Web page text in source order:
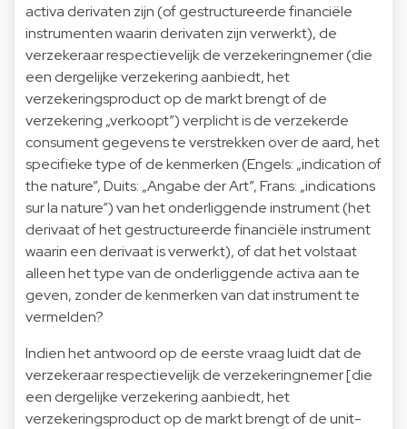
activa derivaten zijn (of gestructureerde financiële
instrumenten waarin derivaten zijn verwerkt), de
verzekeraar respectievelijk de verzekeringnemer (die
een dergelijke verzekering aanbiedt, het
verzekeringsproduct op de markt brengt of de
verzekering „verkoopt”) verplicht is de verzekerde
consument gegevens te verstrekken over de aard, het
specifieke type of de kenmerken (Engels: „indication of
the nature”, Duits: „Angabe der Art”, Frans: „indications
sur la nature”) van het onderliggende instrument (het
derivaat of het gestructureerde financiële instrument
waarin een derivaat is verwerkt), of dat het volstaat
alleen het type van de onderliggende activa aan te
geven, zonder de kenmerken van dat instrument te
vermelden?
Indien het antwoord op de eerste vraag luidt dat de
verzekeraar respectievelijk de verzekeringnemer [die
een dergelijke verzekering aanbiedt, het
verzekeringsproduct op de markt brengt of de unit-